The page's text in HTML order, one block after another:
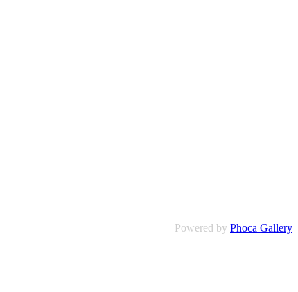
Powered by Phoca Gallery